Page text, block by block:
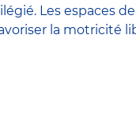
Les espaces
la motricité